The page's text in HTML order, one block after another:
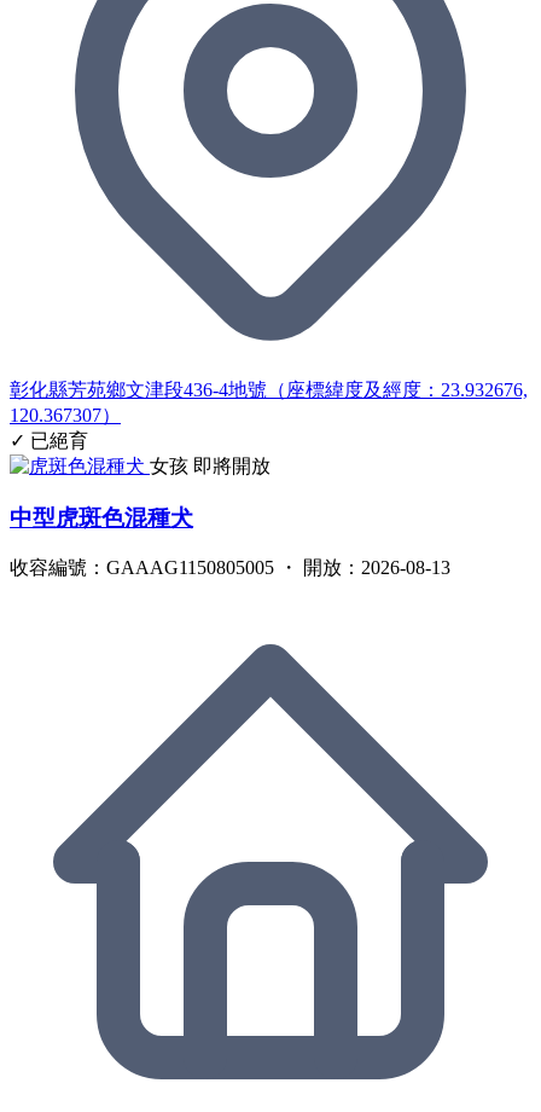
彰化縣芳苑鄉文津段436-4地號（座標緯度及經度：23.932676,
120.367307）
✓ 已絕育
女孩 即將開放
中型虎斑色混種犬
收容編號：GAAAG1150805005 ・ 開放：2026-08-13